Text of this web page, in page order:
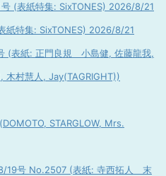
(表紙特集: SixTONES) 2026/8/21
紙特集: SixTONES) 2026/8/21
(表紙: 正門良規 小島健, 佐藤龍我,
木村慧人, Jay(TAGRIGHT))
STARGLOW, Mrs.
19号 No.2507 (表紙: 寺西拓人 末